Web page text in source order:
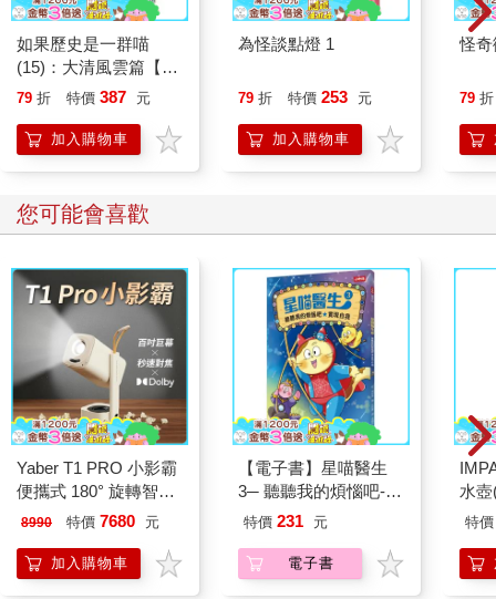
如果歷史是一群喵
(15)：大清風雲篇【萌
貓漫畫學歷史】
79 折 特價 387 元
加入購物車
為怪談點燈 1
79 折 特價 253 元
加入購物車
怪
79 折
您可能會喜歡
Yaber T1 PRO 小影霸
便攜式 180° 旋轉智能
投影機
8990 特價 7680 元
加入購物車
【電子書】星喵醫生
3─ 聽聽我的煩惱吧-實
現自我
特價 231 元
電子書
水
特價